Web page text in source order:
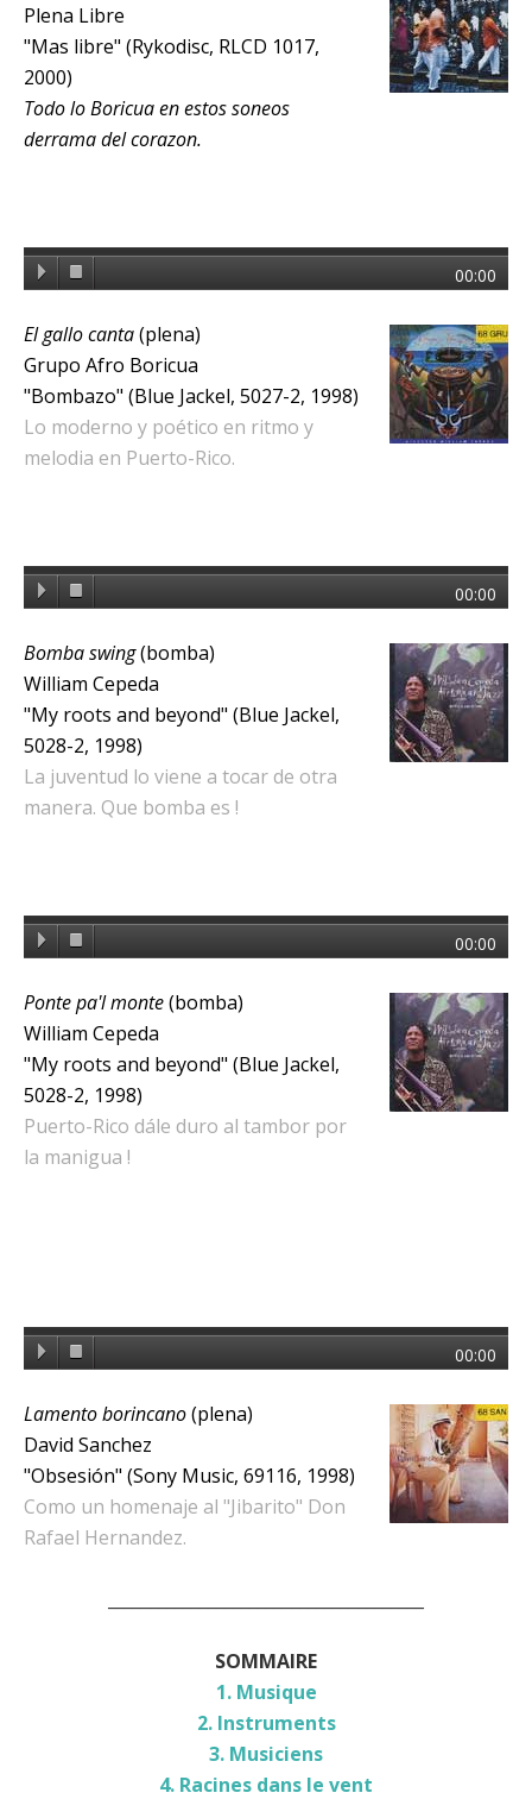
Plena Libre
"Mas libre" (Rykodisc, RLCD 1017,
2000)
Todo lo Boricua en estos soneos
derrama del corazon.
00:00
El gallo canta(plena)
Grupo Afro Boricua
"Bombazo" (Blue Jackel, 5027-2, 1998)
Lo moderno y poético en ritmo y
melodia en Puerto-Rico.
00:00
Bomba swing(bomba)
William Cepeda
"My roots and beyond" (Blue Jackel,
5028-2, 1998)
La juventud lo viene a tocar de otra
manera. Que bomba es !
00:00
Ponte pa'l monte(bomba)
William Cepeda
"My roots and beyond" (Blue Jackel,
5028-2, 1998)
Puerto-Rico dále duro al tambor por
la manigua !
00:00
Lamento borincano(plena)
David Sanchez
"Obsesión" (Sony Music, 69116, 1998)
Como un homenaje al "Jibarito" Don
Rafael Hernandez.
SOMMAIRE
1. Musique
2. Instruments
3. Musiciens
4. Racines dans le vent